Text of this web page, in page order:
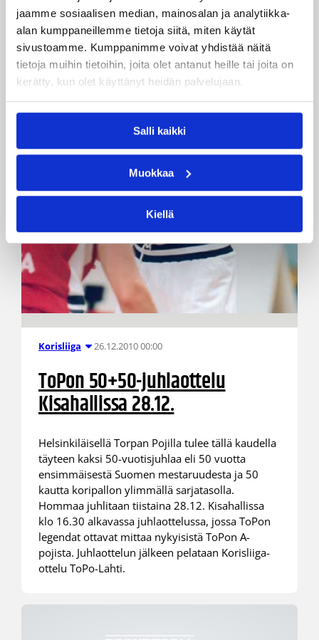
jaamme sosiaalisen median, mainosalan ja analytiikka-
alan kumppaneillemme tietoja siitä, miten käytät
sivustoamme. Kumppanimme voivat yhdistää näitä
tietoja muihin tietoihin, joita olet antanut heille tai joita on
kerätty, kun olet käyttänyt heidän palvelujaan.
Salli kaikki
Muokkaa
Kiellä
Korisliiga 26.12.2010 00:00
ToPon 50+50-juhlaottelu
Kisahallissa 28.12.
Helsinkiläisellä Torpan Pojilla tulee tällä kaudella
täyteen kaksi 50-vuotisjuhlaa eli 50 vuotta
ensimmäisestä Suomen mestaruudesta ja 50
kautta koripallon ylimmällä sarjatasolla.
Hommaa juhlitaan tiistaina 28.12. Kisahallissa
klo 16.30 alkavassa juhlaottelussa, jossa ToPon
legendat ottavat mittaa nykyisistä ToPon A-
pojista. Juhlaottelun jälkeen pelataan Korisliiga-
ottelu ToPo-Lahti.